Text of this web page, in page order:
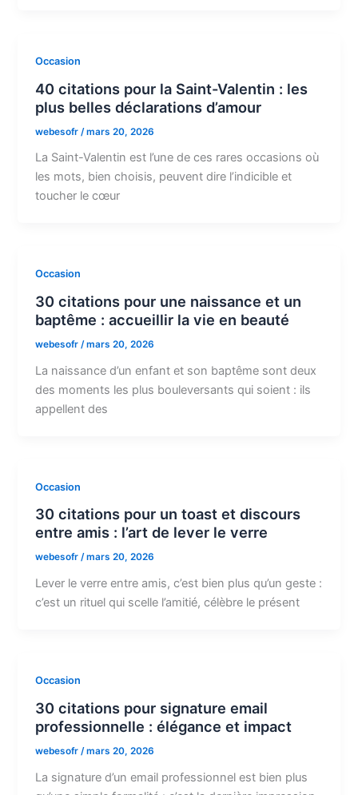
Occasion
40 citations pour la Saint-Valentin : les
plus belles déclarations d’amour
webesofr /mars 20, 2026
La Saint-Valentin est l’une de ces rares occasions où
les mots, bien choisis, peuvent dire l’indicible et
toucher le cœur
Occasion
30 citations pour une naissance et un
baptême : accueillir la vie en beauté
webesofr/mars 20, 2026
La naissance d’un enfant et son baptême sont deux
des moments les plus bouleversants qui soient : ils
appellent des
Occasion
30 citations pour un toast et discours
entre amis : l’art de lever le verre
webesofr/mars 20, 2026
Lever le verre entre amis, c’est bien plus qu’un geste :
c’est un rituel qui scelle l’amitié, célèbre le présent
Occasion
30 citations pour signature email
professionnelle : élégance et impact
webesofr /mars 20, 2026
La signature d’un email professionnel est bien plus